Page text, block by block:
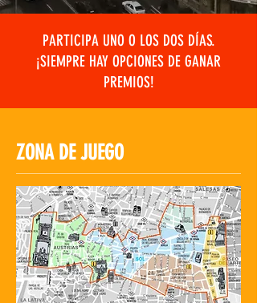
PARTICIPA UNO O LOS DOS DÍAS.
¡SIEMPRE HAY OPCIONES DE GANAR
PREMIOS!
ZONA DE JUEGO